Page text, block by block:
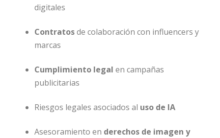
digitales
Contratosde colaboración con influencers y
marcas
Cumplimiento legal en campañas
publicitarias
Riesgos legales asociados al uso de IA
Asesoramiento en derechos de imagen y